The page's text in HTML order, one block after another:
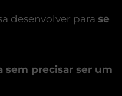
desenvolver para se
sem precisar ser um